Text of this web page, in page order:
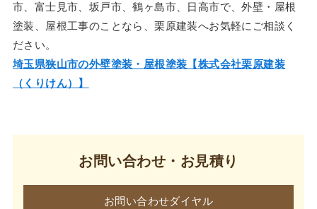
市、富士見市、坂戸市、鶴ヶ島市、日高市で、外壁・屋根
塗装、屋根工事のことなら、栗原建装へお気軽にご相談く
ださい。
埼玉県狭山市の外壁塗装・屋根塗装【株式会社栗原建装
（くりけん）】
お問い合わせ・お見積り
お問い合わせダイヤル